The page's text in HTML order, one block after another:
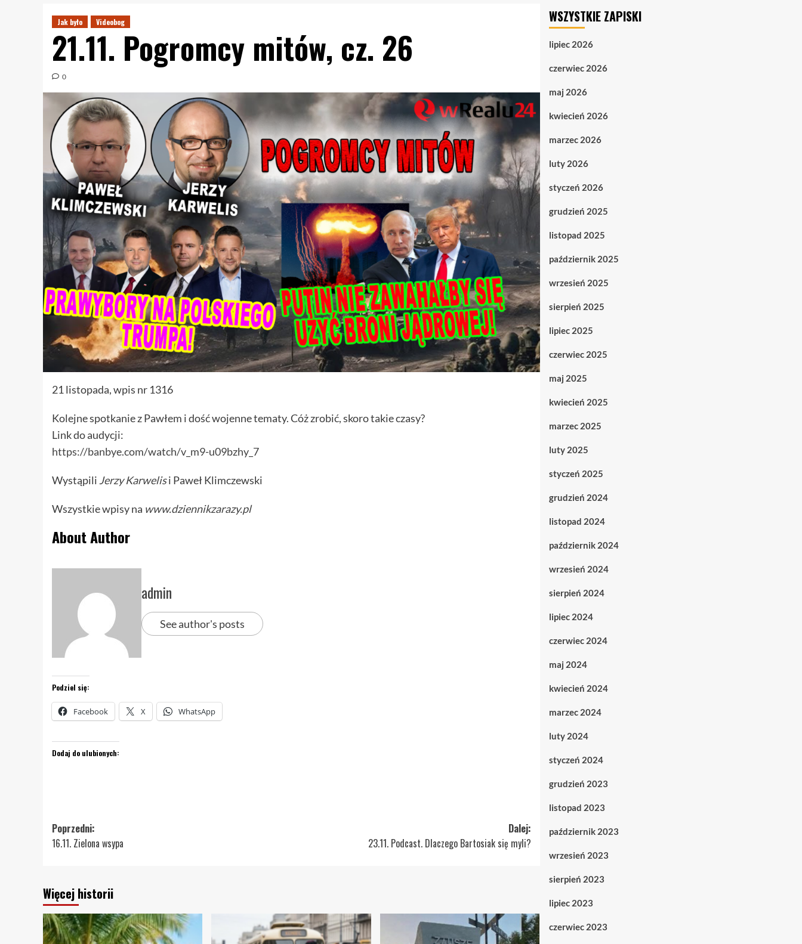
Jak było Videobog
21.11. Pogromcy mitów, cz. 26
0
21 listopada, wpis nr 1316
Kolejne spotkanie z Pawłem i dość wojenne tematy. Cóż zrobić, skoro takie czasy?
Link do audycji:
https://banbye.com/watch/v_m9-u09bzhy_7
Wystąpili Jerzy Karwelisi Paweł Klimczewski
Wszystkie wpisy na www.dziennikzarazy.pl
About Author
admin
See author's posts
Podziel się:
Facebook X WhatsApp
Dodaj do ulubionych:
Zobacz
wpisy
Poprzedni:
16.11. Zielona wsypa
Dalej:
23.11. Podcast. Dlaczego Bartosiak się myli?
Więcej historii
WSZYSTKIE ZAPISKI
lipiec 2026
czerwiec 2026
maj 2026
kwiecień 2026
marzec 2026
luty 2026
styczeń 2026
grudzień 2025
listopad 2025
październik 2025
wrzesień 2025
sierpień 2025
lipiec 2025
czerwiec 2025
maj 2025
kwiecień 2025
marzec 2025
luty 2025
styczeń 2025
grudzień 2024
listopad 2024
październik 2024
wrzesień 2024
sierpień 2024
lipiec 2024
czerwiec 2024
maj 2024
kwiecień 2024
marzec 2024
luty 2024
styczeń 2024
grudzień 2023
listopad 2023
październik 2023
wrzesień 2023
sierpień 2023
lipiec 2023
czerwiec 2023